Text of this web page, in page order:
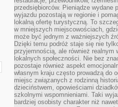
przedsiębiorców. Pieniądze wydane
wyjazdu pozostają w regionie i
lokalną ofertę turystyczną. To
w mniejszych miejscowościach,
może być jednym z ważniejszych
Dzięki temu podróż staje się nie
przyjemnością, ale również realnym
lokalnych społeczności. Nie bez
pozostaje również aspekt
własnym kraju często prowadzą do
miejsc związanych z rodzinną
dzieciństwem, opowieściami
szkolnymi wspomnieniami. Taki
bardziej osobisty charakter niż